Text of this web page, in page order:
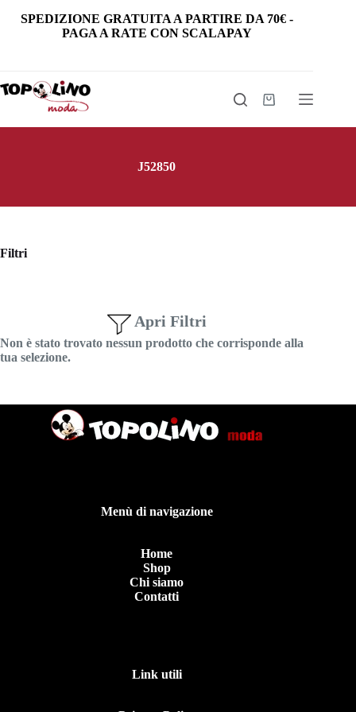
SPEDIZIONE GRATUITA A PARTIRE DA 70€ -
PAGA A RATE CON SCALAPAY
Carrello
J52850
Apri Filtri
Non è stato trovato nessun prodotto che corrisponde alla
tua selezione.
Filtri
Menù di navigazione
Home
Shop
Chi siamo
Contatti
Link utili